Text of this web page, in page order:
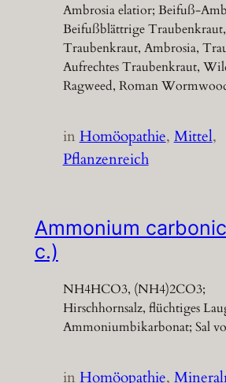
Ambrosia elatior; Beifuß-
Beifußblättrige
Traubenkraut, Ambrosia,
Aufrechtes Traubenkraut,
Ragweed, Roman
inHomöopathie, Mittel
Pflanzenreich
Ammonium
c.)
NH4HCO3, (NH4)2CO3;
Hirschhornsalz, flüchtiges
Ammoniumbikarbonat; Sal
inHomöopathie,